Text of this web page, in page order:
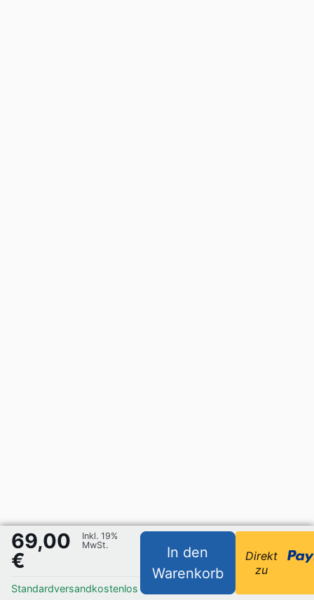
69,00
€
Inkl. 19%
MwSt.
Standardversandkostenlos
In den
Warenkorb
Direkt
zu